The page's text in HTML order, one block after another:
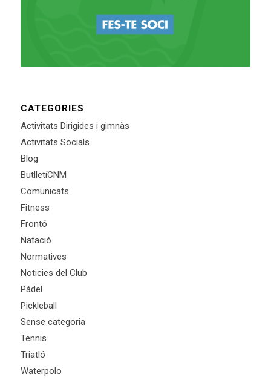
CATEGORIES
Activitats Dirigides i gimnàs
Activitats Socials
Blog
ButlletíCNM
Comunicats
Fitness
Frontó
Natació
Normatives
Noticies del Club
Pádel
Pickleball
Sense categoria
Tennis
Triatló
Waterpolo